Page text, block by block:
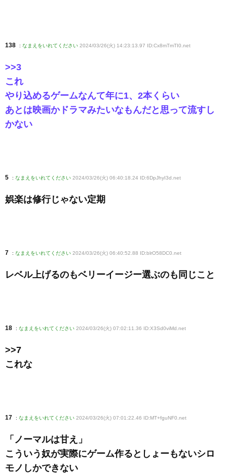
138 : なまえをいれてください 2024/03/26(火) 14:23:13.97 ID:Cx8mTmTI0 .net
>>3
これ
やり込めるゲームなんて年に1、2本くらい
あとは映画かドラマみたいなもんだと思って流すし
かない
5 : なまえをいれてください 2024/03/26(火) 06:40:18.24 ID:6DpJhyI3d .net
娯楽は修行じゃない定期
7 : なまえをいれてください 2024/03/26(火) 06:40:52.88 ID:blrO58DC0 .net
レベル上げるのもベリーイージー選ぶのも同じこと
18 : なまえをいれてください 2024/03/26(火) 07:02:11.36 ID:X3Sd0viMd .net
>>7
これな
17 : なまえをいれてください 2024/03/26(火) 07:01:22.46 ID:MT+fguNF0.net
「ノーマルは甘え」
こういう奴が実際にゲーム作るとしょーもないシロ
モノしかできない